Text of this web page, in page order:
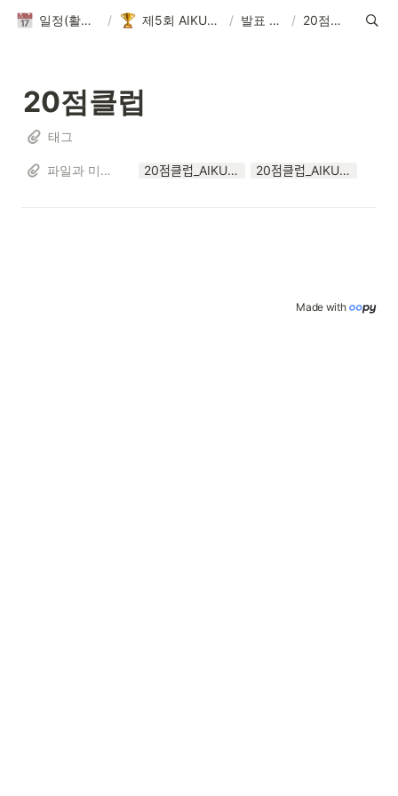
일정(활동 DB) / 제5회 AIKUTHON / 발표 자료 / 20점클럽
20점클럽
태그
파일과 미디어 20점클럽_AIKUTHON5.pptx 20점클럽_AIKUTHON5.pdf
Made with